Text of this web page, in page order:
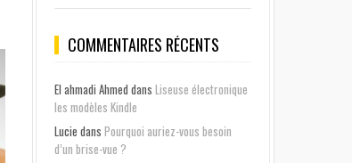
COMMENTAIRES RÉCENTS
El ahmadi Ahmed dans Liseuse électronique
les modèles Kindle
Lucie dans Pourquoi auriez-vous besoin
d’un brise-vue ?